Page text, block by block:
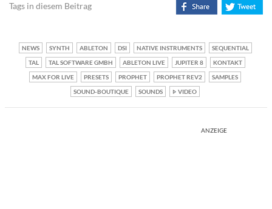
Tags in diesem Beitrag
NEWS SYNTH ABLETON DSI NATIVE INSTRUMENTS
SEQUENTIAL
TAL
TAL SOFTWARE GMBH ABLETON LIVE JUPITER 8
KONTAKT
MAX FOR LIVE
PRESETS PROPHET PROPHET REV2
SAMPLES
SOUND-BOUTIQUE
SOUNDS VIDEO
ANZEIGE